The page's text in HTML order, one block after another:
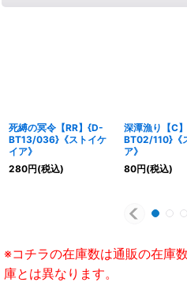
死縛の冥令【RR】{D-
BT13/036}《ストイケ
イア》
280円(税込)
深潭漁り【C
BT02/110}《
ア》
80円(税込)
※コチラの在庫数は通販の在庫
庫とは異なります。